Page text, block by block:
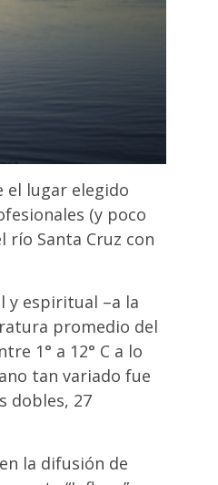
el lugar elegido
(y poco
río Santa Cruz con
y espiritual –a la
promedio del
1° a 12° C a lo
tan variado fue
dobles, 27
la difusión de